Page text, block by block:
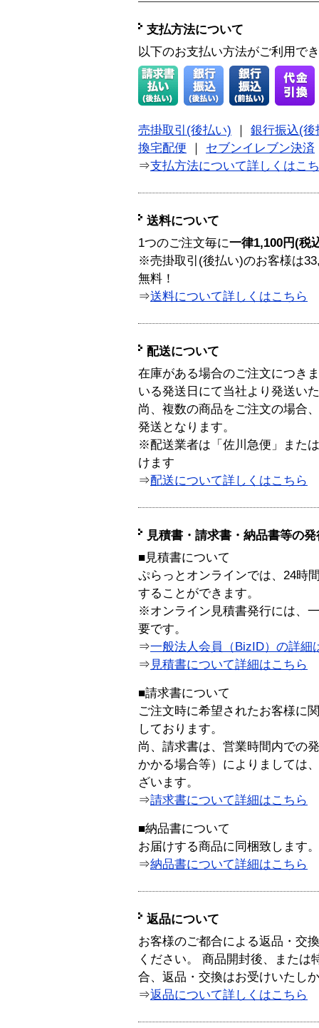
支払方法について
以下のお支払い方法がご利用で
売掛取引(後払い)
銀行振込(後
換宅配便
セブンイレブン決済
⇒支払方法について詳しくはこ
送料について
1つのご注文毎に一律1,100円(税
※売掛取引(後払い)のお客様は
無料！
⇒送料について詳しくはこちら
配送について
在庫がある場合のご注文につき
いる発送日にて当社より発送い
尚、複数の商品をご注文の場合
発送となります。
※配送業者は「佐川急便」また
けます
⇒配送について詳しくはこちら
見積書・請求書・納品書等の
■見積書について
ぷらっとオンラインでは、24時
することができます。
※オンライン見積書発行には、
要です。
⇒一般法人会員（BizID）の詳細
⇒ 見積書について詳細はこちら
■請求書について
ご注文時に希望されたお客様に
しております。
尚、請求書は、営業時間内での
かかる場合等）によりましては
ざいます。
⇒請求書について詳細はこちら
■納品書について
お届けする商品に同梱致します。
⇒納品書について詳細はこちら
返品について
お客様のご都合による返品・交
ください。 商品開封後、または
合、返品・交換はお受けいたし
⇒返品について詳しくはこちら